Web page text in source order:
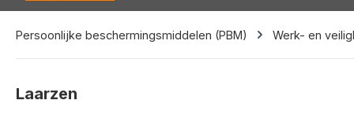
Persoonlijke beschermingsmiddelen (PBM) Werk- en
Laarzen